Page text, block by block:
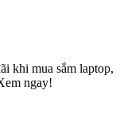
khi mua sắm laptop,
ngay!